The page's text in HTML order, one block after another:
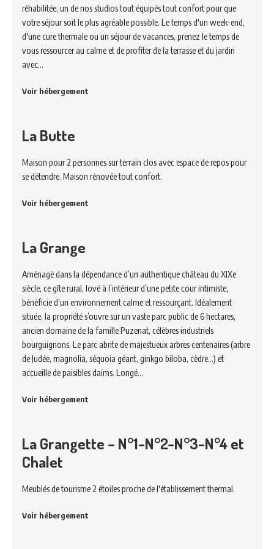
réhabilitée, un de nos studios tout équipés tout confort pour que
votre séjour soit le plus agréable possible. Le temps d'un week-end,
d'une cure thermale ou un séjour de vacances, prenez le temps de
vous ressourcer au calme et de profiter de la terrasse et du jardin
avec…
Voir hébergement
La Butte
Maison pour 2 personnes sur terrain clos avec espace de repos pour
se détendre. Maison rénovée tout confort.
Voir hébergement
La Grange
Aménagé dans la dépendance d’un authentique château du XIXe
siècle, ce gîte rural, lové à l’intérieur d’une petite cour intimiste,
bénéficie d’un environnement calme et ressourçant. Idéalement
située, la propriété s’ouvre sur un vaste parc public de 6 hectares,
ancien domaine de la famille Puzenat, célèbres industriels
bourguignons. Le parc abrite de majestueux arbres centenaires (arbre
de Judée, magnolia, séquoia géant, ginkgo biloba, cèdre…) et
accueille de paisibles daims. Longé…
Voir hébergement
La Grangette – N°1-N°2-N°3-N°4 et
Chalet
Meublés de tourisme 2 étoiles proche de l'établissement thermal.
Voir hébergement